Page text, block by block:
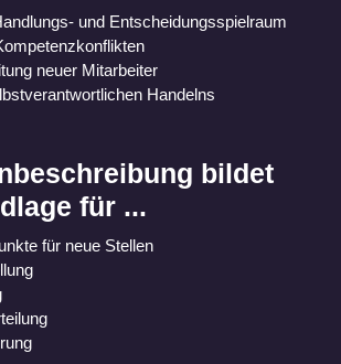
und Entscheidungsspielraum
neuer Mitarbeiter
Handelns
bildet
für ...
für neue Stellen